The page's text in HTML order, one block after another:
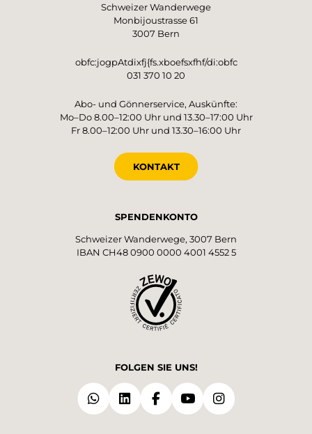
Schweizer Wanderwege
Monbijoustrasse 61
3007 Bern
obfc:jogpAtdixfj{fs.xboefsxfhf/di:obfc
031 370 10 20
Abo- und Gönnerservice, Auskünfte:
Mo–Do 8.00–12:00 Uhr und 13.30–17:00 Uhr
Fr 8.00–12:00 Uhr und 13.30–16:00 Uhr
KONTAKT
SPENDENKONTO
Schweizer Wanderwege, 3007 Bern
IBAN CH48 0900 0000 4001 4552 5
FOLGEN SIE UNS!